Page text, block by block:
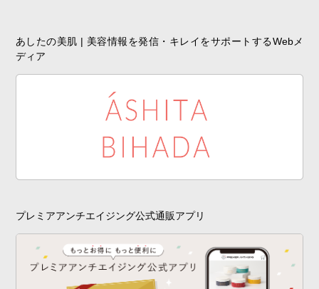
あしたの美肌 | 美容情報を発信・キレイをサポートするWebメ
ディア
プレミアアンチエイジング公式通販アプリ